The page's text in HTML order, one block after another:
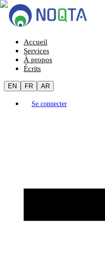
Accueil
Services
À propos
Écrits
EN FR AR
Se connecter